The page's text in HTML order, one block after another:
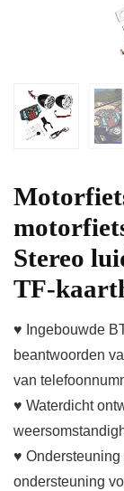
Stereo
TF-
♥ Ingebouwde
beantwoorden
van
♥ Waterdicht
♥
ondersteuning